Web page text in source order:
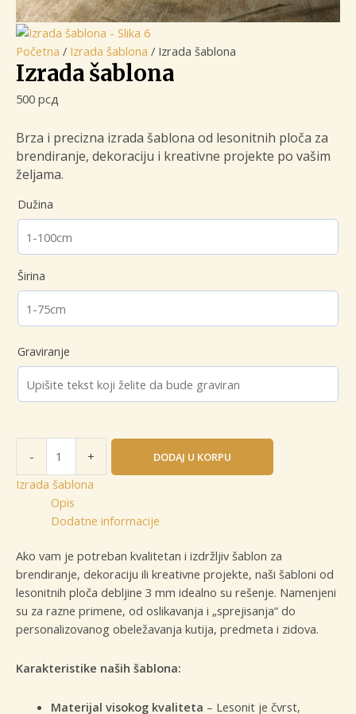
Početna / Izrada šablona / Izrada šablona
Izrada šablona
500 рсд
Brza i precizna izrada šablona od lesonitnih ploča za
brendiranje, dekoraciju i kreativne projekte po vašim
željama.
Dužina
Širina
Graviranje
-
šablona
količina
+ DODAJ U KORPU
Izrada šablona
Opis
Dodatne informacije
Ako vam je potreban kvalitetan i izdržljiv šablon za
brendiranje, dekoraciju ili kreativne projekte, naši šabloni od
lesonitnih ploča debljine 3 mm idealno su rešenje. Namenjeni
su za razne primene, od oslikavanja i „sprejisanja“ do
personalizovanog obeležavanja kutija, predmeta i zidova.
Karakteristike naših šablona:
Materijal visokog kvaliteta – Lesonit je čvrst,